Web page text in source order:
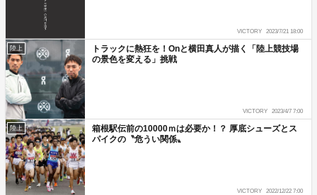
VICTORY 2023/7/21 18:00
陸上
トラックに熱狂を！Onと横田真人が描く「陸上競技場
の景色を変える」挑戦
VICTORY 2023/4/7 7:00
陸上
箱根駅伝前の10000ｍは必要か！？ 厚底シューズとス
パイクの〝危うい関係〟
VICTORY 2022/12/22 7:00